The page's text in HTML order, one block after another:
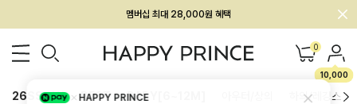
멤버십 최대 28,000원 혜택
0
10,000
26SS 신상 BEST BABY[6~12M] 하의/레깅스
HAPPY PRINCE